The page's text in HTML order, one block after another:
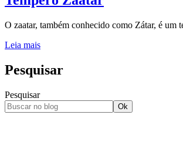
O zaatar, também conhecido como Zátar, é
Leia mais
Pesquisar
Pesquisar
Ok